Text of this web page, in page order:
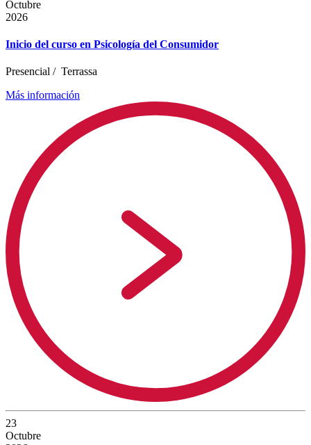
Octubre
2026
Inicio del curso en Psicología del Consumidor
Presencial / Terrassa
Más información
23
Octubre